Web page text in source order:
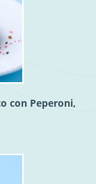
con Peperoni,